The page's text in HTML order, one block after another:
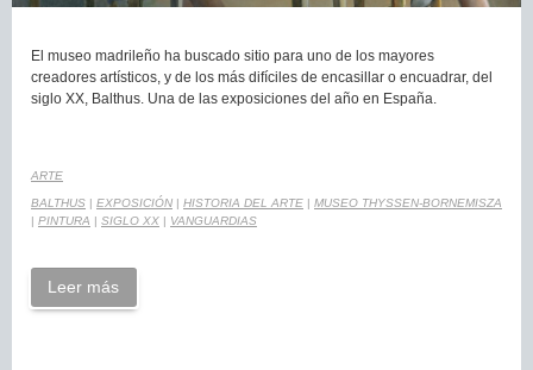
El museo madrileño ha buscado sitio para uno de los mayores
creadores artísticos, y de los más difíciles de encasillar o encuadrar, del
siglo XX, Balthus. Una de las exposiciones del año en España.
ARTE
BALTHUS | EXPOSICIÓN | HISTORIA DEL ARTE | MUSEO THYSSEN-BORNEMISZA
| PINTURA | SIGLO XX | VANGUARDIAS
Leer más